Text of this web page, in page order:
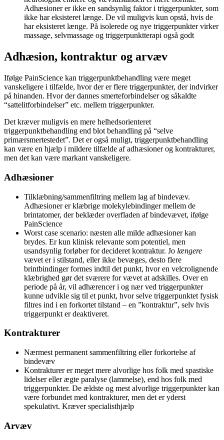
Adhæsioner er ikke en sandsynlig faktor i triggerpunkter, som
ikke har eksisteret længe. De vil muligvis kun opstå, hvis de
har eksisteret længe. På isolerede og nye triggerpunkter virker
massage, selvmassage og triggerpunktterapi også godt
Adhæsion, kontraktur og arvæv
Ifølge PainScience kan triggerpunktbehandling være meget
vanskeligere i tilfælde, hvor der er flere triggerpunkter, der indvirker
på hinanden. Hvor der dannes smerteforbindelser og såkaldte
“sattelitforbindelser” etc. mellem triggerpunkter.
Det kræver muligvis en mere helhedsorienteret
triggerpunktbehandling end blot behandling på “selve
primærsmertestedet”. Det er også muligt, triggerpunktbehandling
kan være en hjælp i mildere tilfælde af adhæsioner og kontrakturer,
men det kan være markant vanskeligere.
Adhæsioner
Tilklæbning/sammenfiltring mellem lag af bindevæv.
Adhæsioner er klæbrige molekylebindinger mellem de
brintatomer, der beklæder overfladen af bindevævet, ifølge
PainScience
Worst case scenario: næsten alle milde adhæsioner kan
brydes. Er kun klinisk relevante som potentiel, men
usandsynlig forløber for decideret kontraktur. Jo længere
vævet er i stilstand, eller ikke bevæges, desto flere
brintbindinger formes indtil det punkt, hvor en velcrolignende
klæbrighed gør det sværere for vævet at adskilles. Over en
periode på år, vil adhærencer i og nær ved triggerpunkter
kunne udvikle sig til et punkt, hvor selve triggerpunktet fysisk
filtres ind i en forkortet tilstand – en ”kontraktur”, selv hvis
triggerpunkt er deaktiveret.
Kontrakturer
Nærmest permanent sammenfiltring eller forkortelse af
bindevæv
Kontrakturer er meget mere alvorlige hos folk med spastiske
lidelser eller ægte paralyse (lammelse), end hos folk med
triggerpunkter. De ældste og mest alvorlige triggerpunkter kan
være forbundet med kontrakturer, men det er yderst
spekulativt. Kræver specialisthjælp
Arvæv